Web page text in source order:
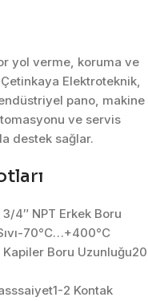
yol verme, koruma ve
Elektroteknik,
pano, makine
ve servis
destek sağlar.
4″ NPT Erkek Boru
70°C…+400°C
Kapiler Boru Uzunluğu20
2 Kontak